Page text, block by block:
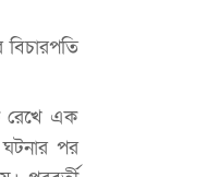
বিচারপতি
রেখে এক
পর